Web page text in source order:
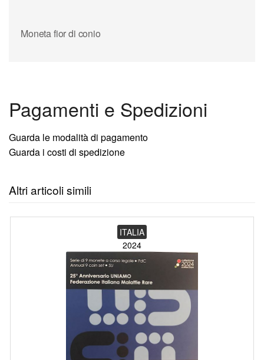
Moneta fior di conio
Pagamenti e Spedizioni
Guarda le modalità di pagamento
Guarda i costi di spedizione
Altri articoli simili
ITALIA
2024